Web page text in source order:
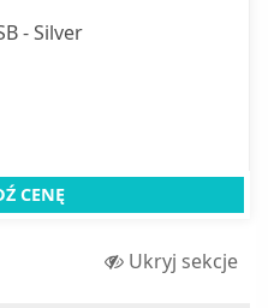
- Silver
CENĘ
Ukryj sekcje